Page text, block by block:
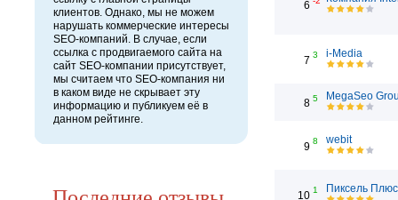
клиентов. Однако, мы не можем
нарушать коммерческие интересы
SEO-компаний. В случае, если
ссылка с продвигаемого сайта на
сайт SEO-компании присутствует,
мы считаем что SEO-компания ни
в каком виде не скрывает эту
информацию и публикуем её в
данном рейтинге.
6
7 3 i-Media
8 5 MegaSeo
9 8 webit
10 1 Пиксель Плюс